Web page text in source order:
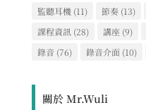
監聽耳機(11) 節奏(13)
課程資訊(28) 講座 (9)
錄音 (76) 錄音介面 (10)
關於 Mr.Wuli